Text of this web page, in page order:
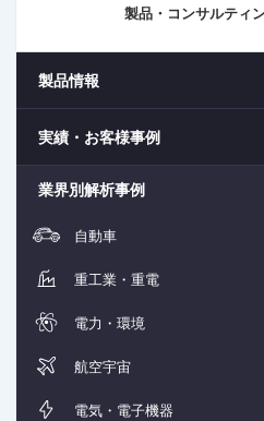
製品・コンサルティ
製品情報
実績・お客様事例
業界別解析事例
自動車
重工業・重電
電力・環境
航空宇宙
電気・電子機器